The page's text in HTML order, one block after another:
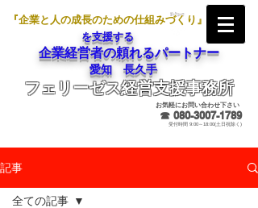
『企業と人の成長のための仕組みづくり』
を支援する
企業経営者の頼れるパートナー
愛知 長久手
フェリーゼス経営支援事務所
お気軽にお問い合わせ下さい
☎ 080-3007-1789
受付時間 9:00～18:00(土日祝除く)
記事
全ての記事